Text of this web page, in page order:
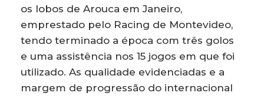
os lobos de Arouca em Janeiro,
emprestado pelo Racing de Montevideo,
tendo terminado a época com três golos
e uma assistência nos 15 jogos em que foi
utilizado. As qualidade evidenciadas e a
margem de progressão do internacional